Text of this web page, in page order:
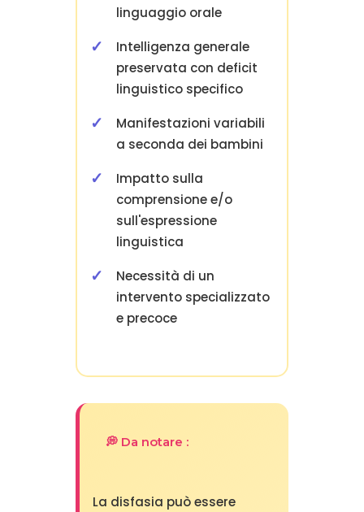
linguaggio orale
Intelligenza generale
preservata con deficit
linguistico specifico
Manifestazioni variabili
a seconda dei bambini
Impatto sulla
comprensione e/o
sull'espressione
linguistica
Necessità di un
intervento specializzato
e precoce
💭 Da notare :
La disfasia può essere